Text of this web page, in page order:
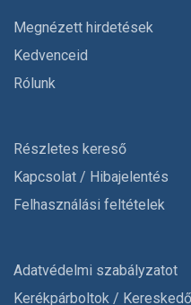
Megnézett hirdetések
Kedvenceid
Rólunk
Részletes kereső
Kapcsolat / Hibajelentés
Felhasználási feltételek
Adatvédelmi szabályzatot
Kerékpárboltok /